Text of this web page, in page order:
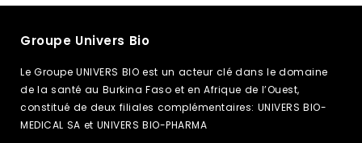
Groupe Univers Bio
Le Groupe UNIVERS BIO est un acteur clé dans le domaine
de la santé au Burkina Faso et en Afrique de l’Ouest,
constitué de deux filiales complémentaires: UNIVERS BIO-
MEDICAL SA et UNIVERS BIO-PHARMA